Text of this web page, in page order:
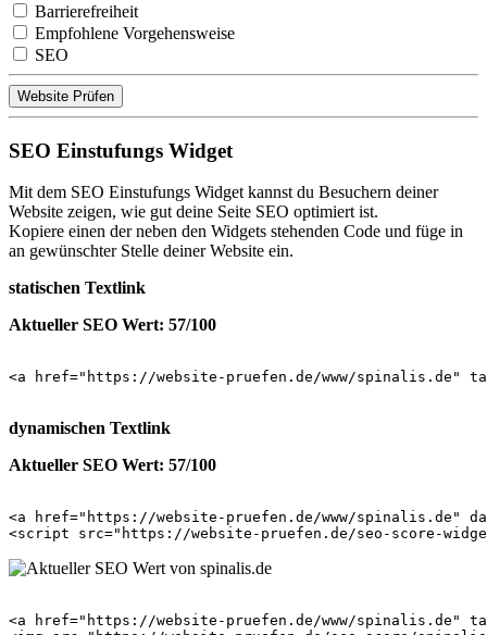
Barrierefreiheit
Empfohlene Vorgehensweise
SEO
Website Prüfen
SEO Einstufungs Widget
Mit dem SEO Einstufungs Widget kannst du Besuchern deiner
Website zeigen, wie gut deine Seite SEO optimiert ist.
Kopiere einen der neben den Widgets stehenden Code und füge in
an gewünschter Stelle deiner Website ein.
statischen Textlink
Aktueller SEO Wert: 57/100
<a href="https://website-pruefen.de/www/spinalis.de"
dynamischen Textlink
Aktueller SEO Wert: 57/100
<a href="https://website-pruefen.de/www/spinalis.de"
<a href="https://website-pruefen.de/www/spinalis.de"